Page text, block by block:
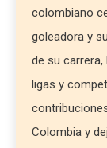
colombiano
goleadora y
de su
ligas y
Colombia y